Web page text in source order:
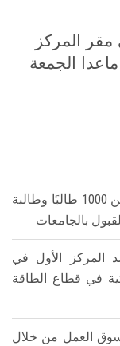
المركز
الى 2 مساءا، ماعدا الجمعة
معامل التنسيق الإلكتروني تستقبل أكثر من 1000 طالبًا وطالبة
بالجامعات
المركز الأول في
في قطاع الطاقة
العمل من خلال